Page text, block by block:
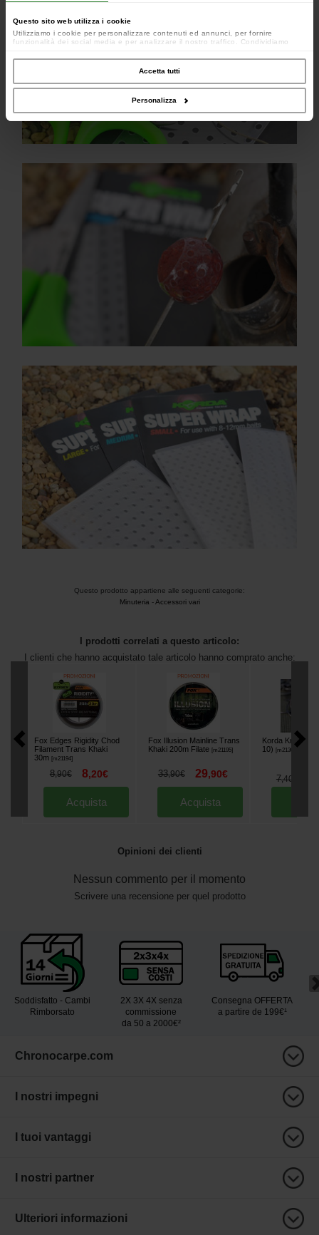
Questo sito web utilizza i cookie
Utilizziamo i cookie per personalizzare contenuti ed annunci, per fornire
funzionalità dei social media e per analizzare il nostro traffico. Condividiamo
occupano di analisi dei dati web, pubblicità e social media, i quali potrebbero
combinarle con altre informazioni che hai fornito loro o che hanno raccolto dal
Accetta tutti
Personalizza
Questo prodotto appartiene alle seguenti categorie:
Minuteria -Accessori vari
I prodotti correlati a questo articolo:
I clienti che hanno acquistato tale articolo hanno comprato anche:
Fox Edges Rigidity Chod
Filament Trans Khaki
30m [m21194]
8,90€ 8,20€
Acquista
Fox Illusion Mainline Trans
Khaki 200m Filate [m21195]
33,90€ 29,90€
Acquista
Korda Krank
10)
[m21304
7,40
Opinioni dei clienti
Nessun commento per il momento
Scrivere una recensione per quel prodotto
Soddisfatto - Cambi
Rimborsato
2X 3X 4X senza
commissione
da 50 a 2000€²
Consegna OFFERTA
a partire de 199€¹
Chronocarpe.com
I nostri impegni
I tuoi vantaggi
I nostri partner
Ulteriori informazioni